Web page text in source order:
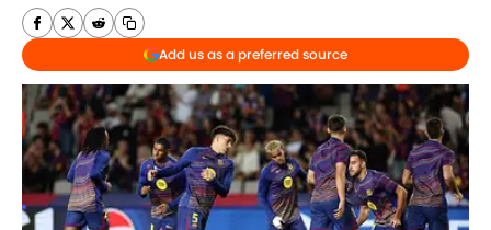
Add us as a preferred source